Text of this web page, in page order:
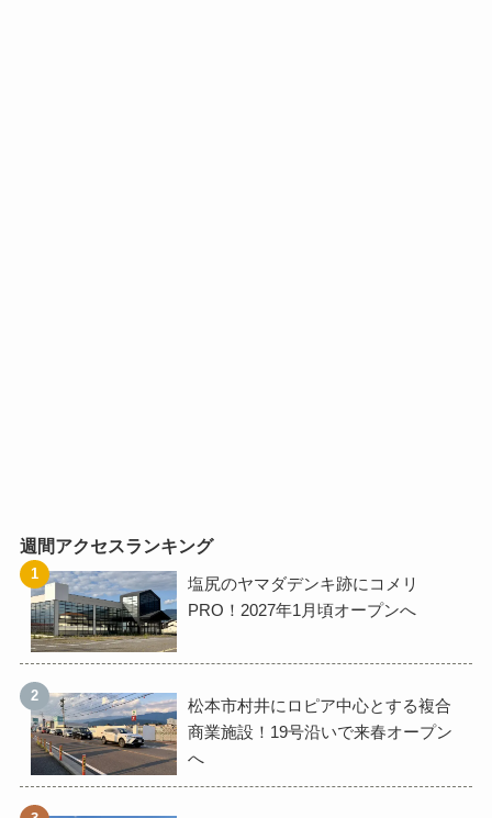
週間アクセスランキング
塩尻のヤマダデンキ跡にコメリ
PRO！2027年1月頃オープンへ
松本市村井にロピア中心とする複合
商業施設！19号沿いで来春オープン
へ